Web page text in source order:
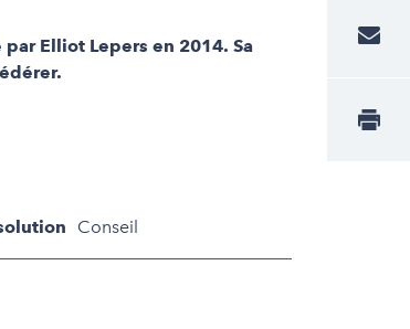
Elliot Lepers en 2014. Sa
Conseil